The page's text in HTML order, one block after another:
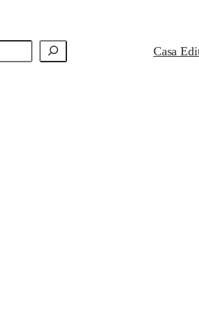
Casa